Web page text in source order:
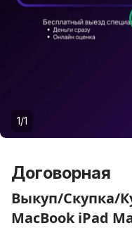
1/1
Договорная
Выкуп/Скупка/
MacBook iPad